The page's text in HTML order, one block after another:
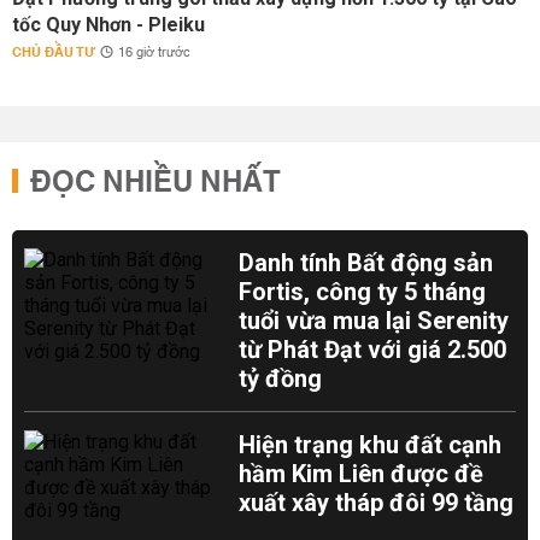
tốc Quy Nhơn - Pleiku
CHỦ ĐẦU TƯ 16 giờ trước
ĐỌC NHIỀU NHẤT
Danh tính Bất động sản
Fortis, công ty 5 tháng
tuổi vừa mua lại Serenity
từ Phát Đạt với giá 2.500
tỷ đồng
Hiện trạng khu đất cạnh
hầm Kim Liên được đề
xuất xây tháp đôi 99 tầng